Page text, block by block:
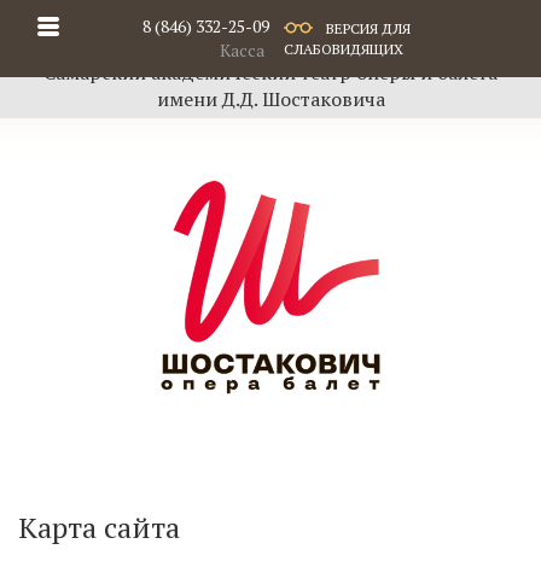
8 (846) 332-25-09
Касса
ВЕРСИЯ ДЛЯ
СЛАБОВИДЯЩИХ
Самарский академический театр оперы и балета
имени Д.Д. Шостаковича
Карта сайта